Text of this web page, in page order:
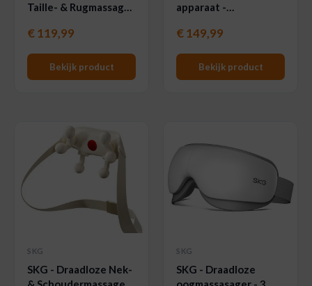
Taille- & Rugmassager
Vibratie- en Warmte-
technologie - GS500 -
€119,99
Bekijk product
apparaat -
YS100 - Grijs
€149,99
Bekijk product
SKG
SKG - Draadloze Nek-
SKG
SKG - Draadloze